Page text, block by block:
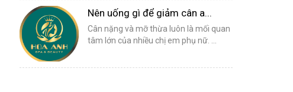
Nên uống gì để giảm cân a...
Cân nặng và mỡ thừa luôn là mối quan
tâm lớn của nhiều chị em phụ nữ. ...